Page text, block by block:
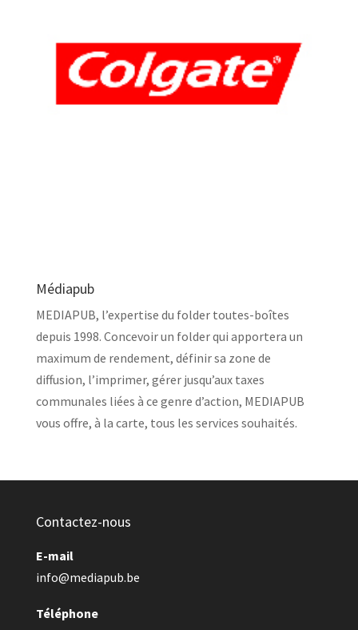
Médiapub
MEDIAPUB, l’expertise du folder toutes-boîtes
depuis 1998. Concevoir un folder qui apportera un
maximum de rendement, définir sa zone de
diffusion, l’imprimer, gérer jusqu’aux taxes
communales liées à ce genre d’action, MEDIAPUB
vous offre, à la carte, tous les services souhaités.
Contactez-nous
E-mail
info@mediapub.be
Téléphone